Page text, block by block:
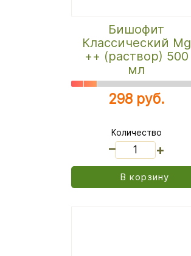
Бишофит
Классический Mg
++ (раствор) 500
мл
298 руб.
Количество
+
В корзину